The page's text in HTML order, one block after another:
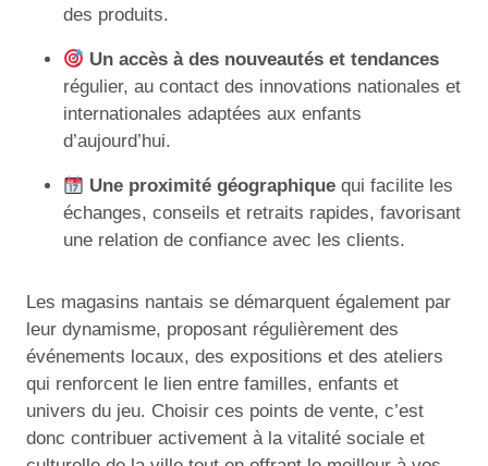
des produits.
Un accès à des nouveautés et tendances
régulier, au contact des innovations nationales et
internationales adaptées aux enfants
d’aujourd’hui.
Une proximité géographique qui facilite les
échanges, conseils et retraits rapides, favorisant
une relation de confiance avec les clients.
Les magasins nantais se démarquent également par
leur dynamisme, proposant régulièrement des
événements locaux, des expositions et des ateliers
qui renforcent le lien entre familles, enfants et
univers du jeu. Choisir ces points de vente, c’est
donc contribuer activement à la vitalité sociale et